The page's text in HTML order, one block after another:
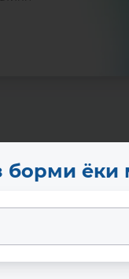
борми ёки